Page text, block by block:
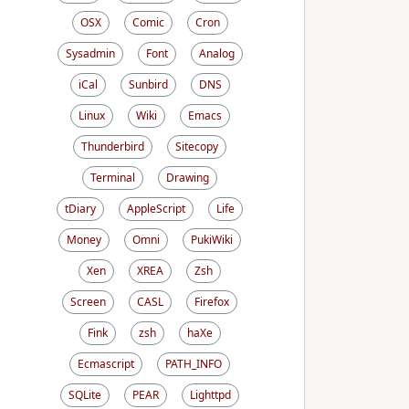
OSX
Comic
Cron
Sysadmin
Font
Analog
iCal
Sunbird
DNS
Linux
Wiki
Emacs
Thunderbird
Sitecopy
Terminal
Drawing
tDiary
AppleScript
Life
Money
Omni
PukiWiki
Xen
XREA
Zsh
Screen
CASL
Firefox
Fink
zsh
haXe
Ecmascript
PATH_INFO
SQLite
PEAR
Lighttpd